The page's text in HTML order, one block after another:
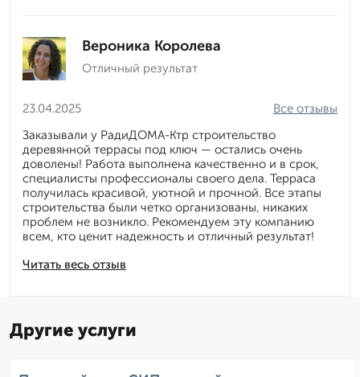
Вероника Королева
Отличный результат
23.04.2025
Читать весь отзыв
Все отзывы
Заказывали у РадиДОМА-Ктр строительство
деревянной террасы под ключ — остались очень
доволены! Работа выполнена качественно и в срок,
специалисты профессионалы своего дела. Терраса
получилась красивой, уютной и прочной. Все этапы
строительства были четко организованы, никаких
проблем не возникло. Рекомендуем эту компанию
всем, кто ценит надежность и отличный результат!
Другие услуги